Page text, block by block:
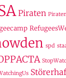
Piraten
spd